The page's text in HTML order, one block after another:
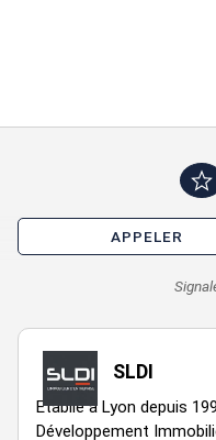
Réseau RJ 45
Réseau courant fort
Surface RDC : 188 m²
Accessibilité:
Aéroport ST EXUPERY
Autoroute A42
APPELER
SLDI
Etablie à Lyon depuis
Développement